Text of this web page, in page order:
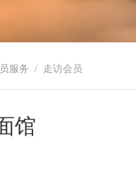
服务 / 走访会员
馆